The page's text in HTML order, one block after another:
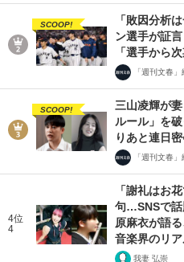
SCOOP!
「敗因分析
ン選手が証
「選手から
「週刊文春
SCOOP!
三山凌輝が
ルール」を
りあと連日
「週刊文春
4位
4
「謝礼はお
句…SNSで話
原麻衣が語
音楽界のリ
我妻 弘崇